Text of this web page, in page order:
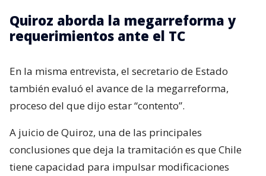
Quiroz aborda la megarreforma y
requerimientos ante el TC
En la misma entrevista, el secretario de Estado
también evaluó el avance de la megarreforma,
proceso del que dijo estar “contento”.
A juicio de Quiroz, una de las principales
conclusiones que deja la tramitación es que Chile
tiene capacidad para impulsar modificaciones